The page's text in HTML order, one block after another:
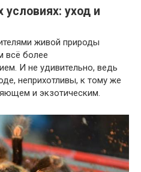
уход и
живой природы
всё более
И не удивительно, ведь
неприхотливы, к тому же
и экзотическим.